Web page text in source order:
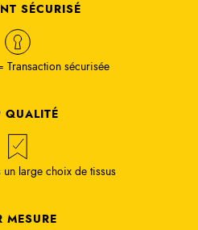
SÉCURISÉ
Transaction sécurisée
QUALITÉ
large choix de tissus
MESURE